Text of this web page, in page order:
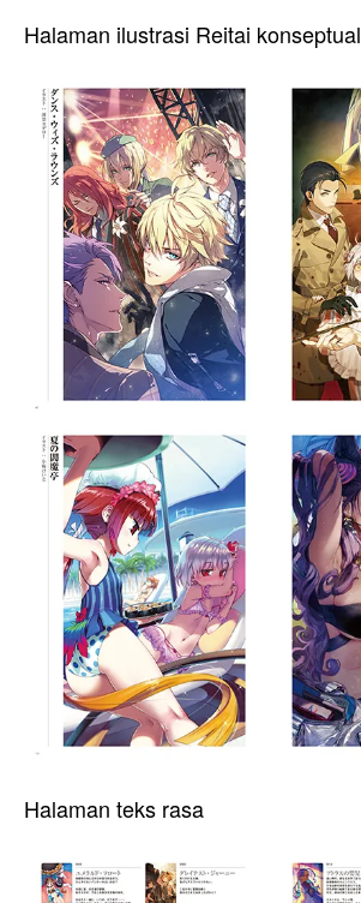
Halaman ilustrasi Reitai konseptual
Halaman teks rasa